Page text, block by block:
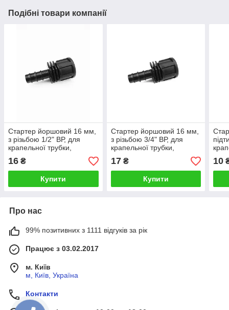
Подібні товари компанії
Стартер йоршовий 16 мм,
з різьбою 1/2" ВР, для
крапельної трубки,
(фурнітура для монтажу
крапельного поливу)
16 ₴
Купити
Стартер йоршовий 16 мм,
з різьбою 3/4" ВР, для
крапельної трубки,
(фурнітура для монтажу
крапельного поливу)
17₴
Купити
10
Про нас
99% позитивних з 1111 відгуків за рік
Працює з 03.02.2017
м. Київ
м, Київ, Україна
Контакти